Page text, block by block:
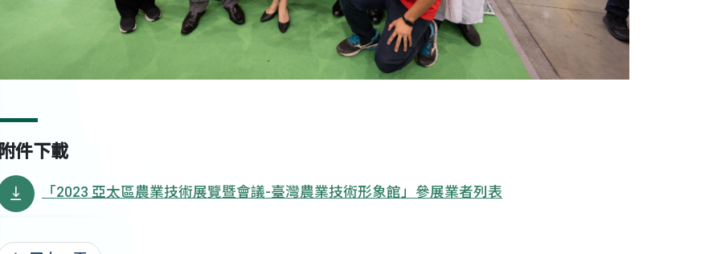
附件下載
「2023 亞太區農業技術展覽暨會議-臺灣農業技術形象館」參展業者列表